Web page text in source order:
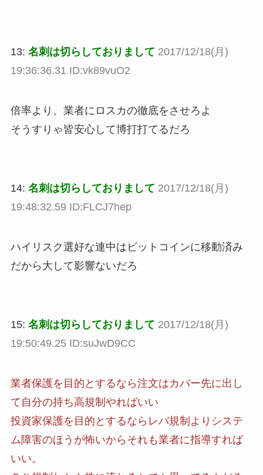
13: 名刺は切らしておりまして 2017/12/18(月)
19:36:36.31 ID:vk89vuO2
倍率より、業者にロスカの徹底をさせろよ
そうすりゃ皆安心して博打打てるだろ
14: 名刺は切らしておりまして 2017/12/18(月)
19:48:32.59 ID:FLCJ7hep
ハイリスク選好な連中はビットコインに移動済み
だから大して影響ないだろ
15: 名刺は切らしておりまして 2017/12/18(月)
19:50:49.25 ID:suJwD9CC
業者保護を目的とするなら注文はカバー先に出し
て自分の持ち高規制やればいい
投資家保護を目的とするならレバ規制よりシステ
ム障害のほうが怖いからそれも業者に指導すれば
いい。